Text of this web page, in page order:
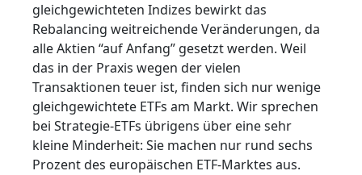
gleichgewichteten Indizes bewirkt das
Rebalancing weitreichende Veränderungen, da
alle Aktien “auf Anfang” gesetzt werden. Weil
das in der Praxis wegen der vielen
Transaktionen teuer ist, finden sich nur wenige
gleichgewichtete ETFs am Markt. Wir sprechen
bei Strategie-ETFs übrigens über eine sehr
kleine Minderheit: Sie machen nur rund sechs
Prozent des europäischen ETF-Marktes aus.